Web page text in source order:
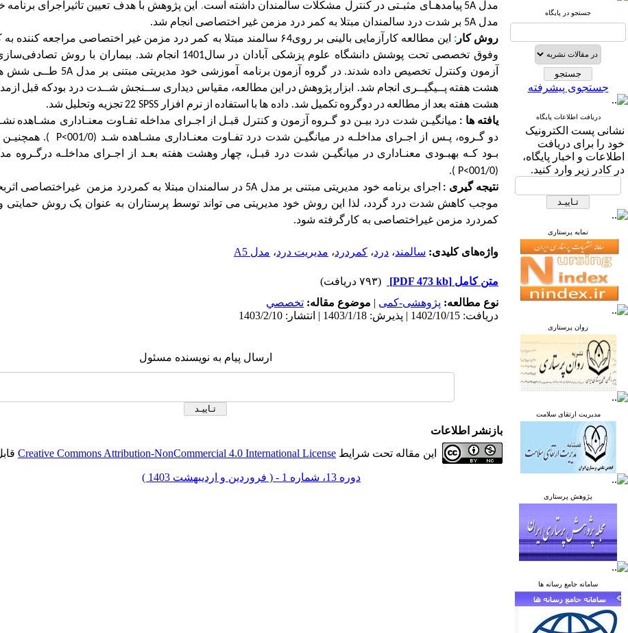
جستجو در پایگاه
جستجوی پیشرفته
دریافت اطلاعات پایگاه
نشانی پست الکترونیک
خود را برای دریافت
اطلاعات و اخبار پایگاه،
در کادر زیر وارد کنید.
نمایه پرستاری
روان پرستاری
مدیریت ارتقای سلامت
پژوهش پرستاری
سامانه جامع رسانه ها
مدلA
5 پیامدهـای مثبـتیدر کنترل مشکلات سالمندان داشته است. این پژوهش با هدف تعیین تاثیراجرای برنامه
مدل A
5 بر شدت درد سالمندان مبتلا به کمر درد مزمن غیر اختصاصی انجام شد.
روش کار : این مطالعه کارآزمایی بالینی بر روی۶4 سالمند مبتلا به کمر درد مزمن غیر اختصاصی مراجعه کننده به
وفوق تخصصیتحت پوشش دانشگاه علوم پزشکی آبادان در سال1401 انجام شد. بیماران با روش
آزمون وکنترل تخصیص داده شدند. در گروه آزمون برنامه آموزشی خود مدیریتی مبتنی بر مدلA
5 طــی شش
هشت هفته پــیگیــری انجام شد. ابزار پژوهش در این مطالعه، مقیاس دیداری ســنجش شــدت درد بودکه قبل از
هشت هفته بعد از مطالعه در دوگروه تکمیل شد. داده ها با استفاده از نرم افزار SPSS
22تجزیه وتحلیل شد.
یافته ها : میانگیـن شدت درد بیـن دو گـروه آزمون و کنترل قبـل از اجـرای مداخله تفـاوت معنـاداری مشـاهده
دو گـروه، پـس از اجـرای مداخلـه در میانگیـن شدت درد تفـاوت معنـاداری مشـاهده شـد (001/0>
P
).همچنیـن
بـود کـه بهبـودی معنـاداری در میانگیـن شدت درد قبـل، چهار وهشت هفته بعـد از اجـرای مداخلـه درگـروه
(001/0>
P
)
.
نتیجه گیری : اجرای برنامه خود مدیریتی مبتنی بر مدل A
5 در سالمندان مبتلا به کمردرد مزمن غیراختصاصی
موجب کاهش شدت درد گردد، لذا این روش خود مدیریتی می تواند توسط پرستاران به عنوان یک روش حمایتی
کمردرد مزمن غیراختصاصی به کارگرفته شود.
واژه‌های کلیدی: سالمند، درد، کمردرد، مدیریت درد، مدل A5
متن کامل [PDF 473 kb]
(۷۹۳ دریافت)
نوع مطالعه: پژوهشی-کمی | موضوع مقاله: تخصصي
دریافت: 1402/10/15 | پذیرش: 1403/1/18 | انتشار: 1403/2/10
ارسال پیام به نویسنده مسئول
بازنشر اطلاعات
این مقاله تحت شرایط Creative Commons Attribution-NonCommercial 4.0 International License
دوره 13، شماره 1 - ( فروردین و اردیبهشت 1403 )